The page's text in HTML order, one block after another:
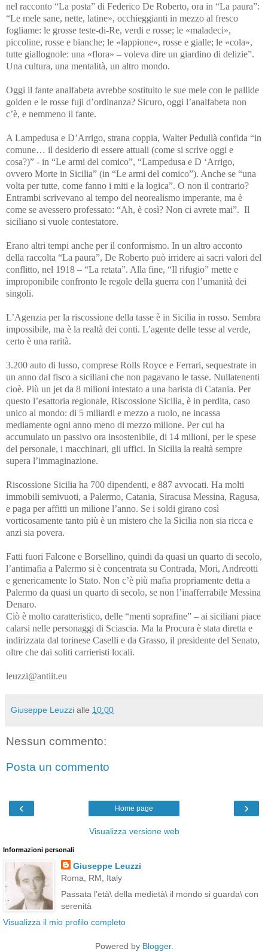
nel racconto “La posta” di Federico De Roberto, ora in “La paura”:
“Le mele sane, nette, latine», occhieggianti in mezzo al fresco
fogliame: le grosse teste-di-Re, verdi e rosse; le «maladeci»,
piccoline, rosse e bianche; le «lappione», rosse e gialle; le «cola»,
tutte giallognole: una «flora» – voleva dire un giardino di delizie”.
Una cultura, una mentalità, un altro mondo.
Oggi il fante analfabeta avrebbe sostituito le sue mele con le pallide
golden e le rosse fuji d’ordinanza? Sicuro, oggi l’analfabeta non
c’è, e nemmeno il fante.
A Lampedusa e D’Arrigo, strana coppia, Walter Pedullà confida “in
comune… il desiderio di essere attuali (come si scrive oggi e
cosa?)” - in “Le armi del comico”, “Lampedusa e D ‘Arrigo,
ovvero Morte in Sicilia” (in “Le armi del comico”). Anche se “una
volta per tutte, come fanno i miti e la logica”. O non il contrario?
Entrambi scrivevano al tempo del neorealismo imperante, ma è
come se avessero professato: “Ah, è così? Non ci avrete mai”. Il
siciliano si vuole contestatore.
Erano altri tempi anche per il conformismo. In un altro acconto
della raccolta “La paura”, De Roberto può irridere ai sacri valori del
conflitto, nel 1918 – “La retata”. Alla fine, “Il rifugio” mette e
improponibile confronto le regole della guerra con l’umanità dei
singoli.
L’Agenzia per la riscossione della tasse è in Sicilia in rosso. Sembra
impossibile, ma è la realtà dei conti. L’agente delle tesse al verde,
certo è una rarità.
3.200 auto di lusso, comprese Rolls Royce e Ferrari, sequestrate in
un anno dal fisco a siciliani che non pagavano le tasse. Nullatenenti
cioè. Più un jet da 8 milioni intestato a una barista di Catania. Per
questo l’esattoria regionale, Riscossione Sicilia, è in perdita, caso
unico al mondo: di 5 miliardi e mezzo a ruolo, ne incassa
mediamente ogni anno meno di mezzo milione. Per cui ha
accumulato un passivo ora insostenibile, di 14 milioni, per le spese
del personale, i macchinari, gli uffici. In Sicilia la realtà sempre
supera l’immaginazione.
Riscossione Sicilia ha 700 dipendenti, e 887 avvocati. Ha molti
immobili semivuoti, a Palermo, Catania, Siracusa Messina, Ragusa,
e paga per affitti un milione l’anno. Se i soldi girano così
vorticosamente tanto più è un mistero che la Sicilia non sia ricca e
anzi sia povera.
Fatti fuori Falcone e Borsellino, quindi da quasi un quarto di secolo,
l’antimafia a Palermo si è concentrata su Contrada, Mori, Andreotti
e genericamente lo Stato. Non c’è più mafia propriamente detta a
Palermo da quasi un quarto di secolo, se non l’inafferrabile Messina
Denaro.
Ciò è molto caratteristico, delle “menti soprafine” – ai siciliani piace
calarsi nelle personaggi di Sciascia. Ma la Procura è stata diretta e
indirizzata dal torinese Caselli e da Grasso, il presidente del Senato,
oltre che dai soliti carrieristi locali.
leuzzi@antiit.eu
Giuseppe Leuzzi alle 10:00
Nessun commento:
Posta un commento
‹ ›
Home page
Visualizza versione web
Informazioni personali
Giuseppe Leuzzi
Roma, RM, Italy
Passata l’età\ della medietà\ il mondo si guarda\ con
serenità
Visualizza il mio profilo completo
Powered by Blogger.